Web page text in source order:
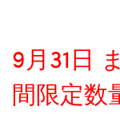
9月31日
間限定数